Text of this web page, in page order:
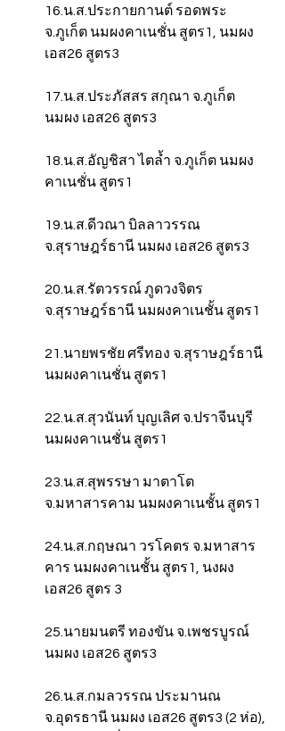
16.น.ส.ประกายกานต์ รอดพระ
จ.ภูเก็ต นมผงคาเนชั่น สูตร1, นมผง
เอส26 สูตร3
17.น.ส.ประภัสสร สกุณา จ.ภูเก็ต
นมผง เอส26 สูตร3
18.น.ส.อัญชิสา ไตล้ำ จ.ภูเก็ต นมผง
คาเนชั่น สูตร1
19.น.ส.ดีวณา บิลลาวรรณ
จ.สุราษฎร์ธานี นมผง เอส26 สูตร3
20.น.ส.รัตวรรณ์ ภูดวงจิตร
จ.สุราษฎร์ธานี นมผงคาเนชั้น สูตร1
21.นายพรชัย ศรีทอง จ.สุราษฎร์ธานี
นมผงคาเนชั่น สูตร1
22.น.ส.สุวนันท์ บุญเลิศ จ.ปราจีนบุรี
นมผงคาเนชั่น สูตร1
23.น.ส.สุพรรษา มาตาโต
จ.มหาสารคาม นมผงคาเนชั้น สูตร1
24.น.ส.กฤษณา วรโคตร จ.มหาสาร
คาร นมผงคาเนชั้น สูตร1, นงผง
เอส26 สูตร 3
25.นายมนตรี ทองขัน จ.เพชรบูรณ์
นมผง เอส26 สูตร3
26.น.ส.กมลวรรณ ประมานณ
จ.อุดรธานี นมผง เอส26 สูตร3 (2 ห่อ),